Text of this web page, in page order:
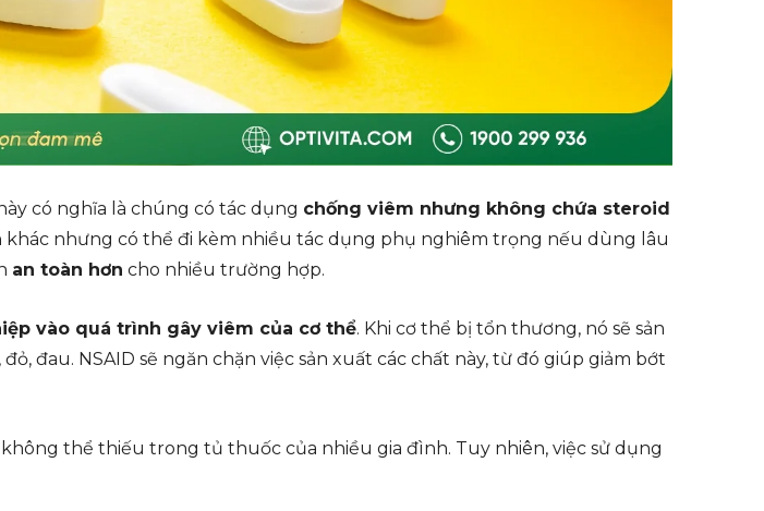
có nghĩa là chúng có tác dụng chống viêm nhưng không chứa steroid
nhưng có thể đi kèm nhiều tác dụng phụ nghiêm trọng nếu dùng lâu
an toàn hơn cho nhiều trường hợp.
vào quá trình gây viêm của cơ thể. Khi cơ thể bị tổn thương, nó sẽ sản
đau. NSAID sẽ ngăn chặn việc sản xuất các chất này, từ đó giúp giảm bớt
thể thiếu trong tủ thuốc của nhiều gia đình. Tuy nhiên, việc sử dụng